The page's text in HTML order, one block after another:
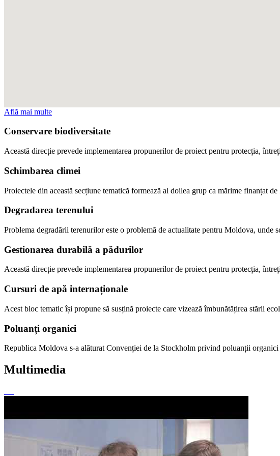
Află mai multe
Conservare biodiversitate
Această direcție prevede implementarea propunerilor de proiect pentru protecția,
Schimbarea climei
Proiectele din această secțiune tematică formează al doilea grup ca mărime finanțat
Degradarea terenului
Problema degradării terenurilor este o problemă de actualitate pentru Moldova, unde
Gestionarea durabilă a pădurilor
Această direcție prevede implementarea propunerilor de proiect pentru protecția,
Cursuri de apă internaționale
Acest bloc tematic își propune să susțină proiecte care vizează îmbunătățirea stării
Poluanți organici
Republica Moldova s-a alăturat Convenției de la Stockholm privind poluanții
Multimedia